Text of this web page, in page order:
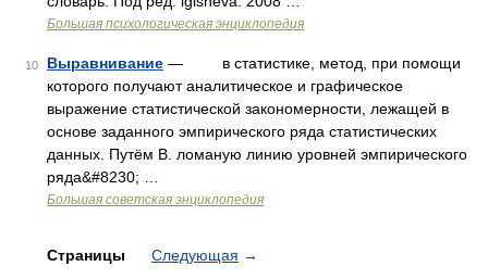
Большая психологическая энциклопедия
10 Выравнивание — в статистике, метод, при помощи
которого получают аналитическое и графическое
выражение статистической закономерности, лежащей в
основе заданного эмпирического ряда статистических
данных. Путём В. ломаную линию уровней эмпирического
ряда&#8230; …
Большая советская энциклопедия
Страницы Следующая →